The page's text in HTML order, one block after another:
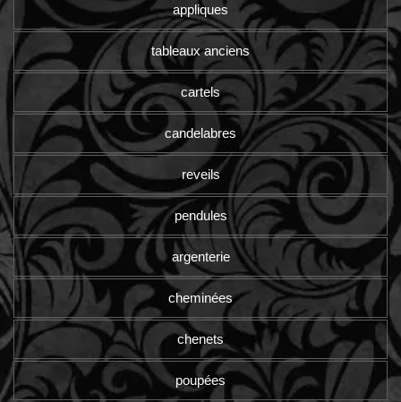
appliques
tableaux anciens
cartels
candelabres
reveils
pendules
argenterie
cheminées
chenets
poupées